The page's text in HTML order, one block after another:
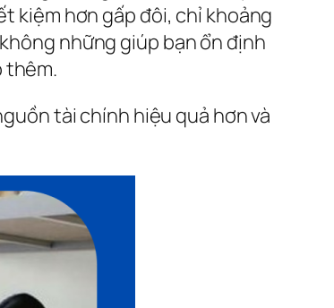
kiệm hơn gấp đôi, chỉ khoảng
những giúp bạn ổn định
thêm.
tài chính hiệu quả hơn và